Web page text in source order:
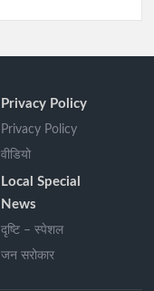
Privacy Policy
Privacy Policy
वीडियो
Local Special
News
दृष्टि – स्पेशल
जन सरोकार